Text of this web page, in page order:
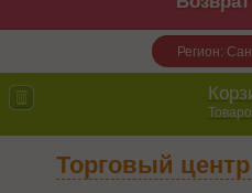
Регион:
Торговый